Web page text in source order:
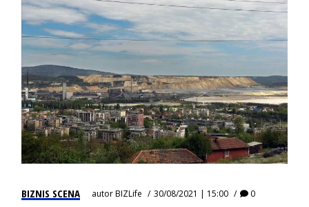
BIZNIS SCENA autorBIZLife 30/08/2021 | 15:00 0